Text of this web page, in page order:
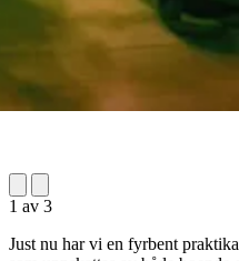
1 av 3
Just nu har vi en fyrbent